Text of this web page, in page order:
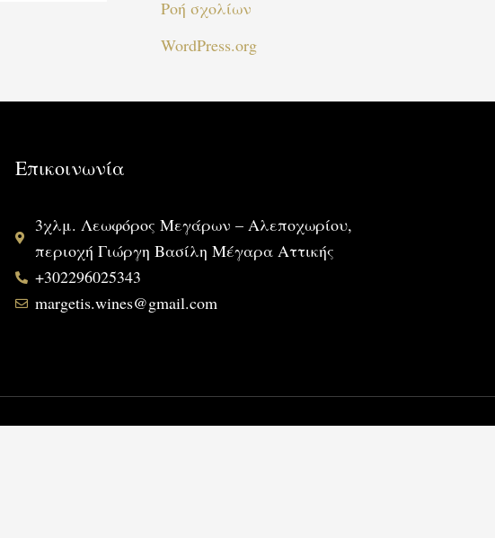
Ροή σχολίων
WordPress.org
Επικοινωνία
3χλμ. Λεωφόρος Μεγάρων – Αλεποχωρίου,
περιοχή Γιώργη Βασίλη Μέγαρα Αττικής
+302296025343
margetis.wines@gmail.com